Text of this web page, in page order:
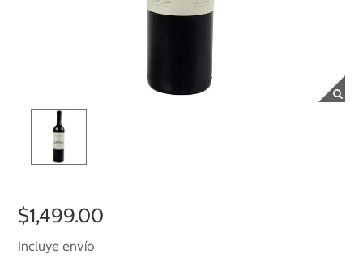
$1,499.00
Incluye envío